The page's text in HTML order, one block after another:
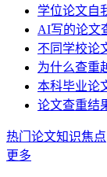
学位论文自
AI写的论文
不同学校论
为什么查重
本科毕业论
论文查重结
热门论文知识焦点
更多